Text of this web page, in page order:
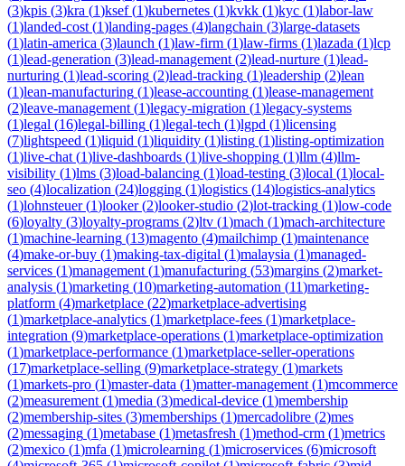
(3)kpis (3)kra (1)ksef(1)kubernetes (1)kvkk (1)kyc (1)labor-law
(1)landed-cost (1)landing-pages (4)langchain (3)large-datasets
(1)latin-america (3)launch (1)law-firm (1)law-firms (1)lazada (1)lcp
(1)lead-generation (3)lead-management (2)lead-nurture (1)lead-
nurturing (1)lead-scoring (2)lead-tracking (1)leadership (2)lean
(1)lean-manufacturing (1)lease-accounting (1)lease-management
(2)leave-management (1)legacy-migration (1)legacy-systems
(1)legal (16)legal-billing (1)legal-tech (1)lgpd (1)licensing
(7)lightspeed (1)liquid (1)liquidity (1)listing (1)listing-optimization
(1)live-chat (1)live-dashboards (1)live-shopping (1)llm (4)llm-
visibility (1)lms (3)load-balancing (1)load-testing (3)local (1)local-
seo (4)localization (24)logging (1)logistics (14)logistics-analytics
(1)lohnsteuer(1)looker(2)looker-studio (2)lot-tracking (1)low-code
(6)loyalty (3)loyalty-programs (2)ltv (1)mach (1)mach-architecture
(1)machine-learning (13)magento (4)mailchimp (1)maintenance
(4)make-or-buy (1)making-tax-digital (1)malaysia (1)managed-
services (1)management (1)manufacturing (53)margins (2)market-
analysis (1)marketing (10)marketing-automation (11)marketing-
platform (4)marketplace (22)marketplace-advertising
(1)marketplace-analytics (1)marketplace-fees (1)marketplace-
integration (9)marketplace-operations (1)marketplace-optimization
(1)marketplace-performance (1)marketplace-seller-operations
(17)marketplace-selling (9)marketplace-strategy (1)markets
(1)markets-pro (1)master-data (1)matter-management (1)mcommerce
(2)measurement (1)media (3)medical-device (1)membership
(2)membership-sites (3)memberships (1)mercadolibre (2)mes
(2)messaging (1)metabase (1)metasfresh (1)method-crm (1)metrics
(2)mexico (1)mfa (1)microlearning (1)microservices (6)microsoft